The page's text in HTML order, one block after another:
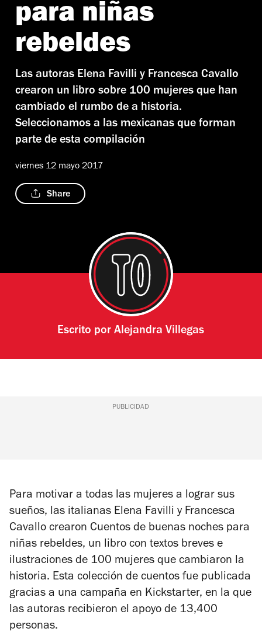
para niñas
rebeldes
Las autoras Elena Favilli y Francesca Cavallo
crearon un libro sobre 100 mujeres que han
cambiado el rumbo de a historia.
Seleccionamos a las mexicanas que forman
parte de esta compilación
viernes 12 mayo 2017
Share
Escrito porAlejandra Villegas
PUBLICIDAD
Para motivar a todas las mujeres a lograr sus
sueños, las italianas Elena Favilli y Francesca
Cavallo crearon Cuentos de buenas noches para
niñas rebeldes, un libro con textos breves e
ilustraciones de 100 mujeres que cambiaron la
historia. Esta colección de cuentos fue publicada
gracias a una campaña en Kickstarter, en la que
las autoras recibieron el apoyo de 13,400
personas.